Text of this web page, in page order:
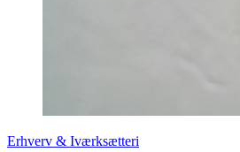
Erhverv & Iværksætteri